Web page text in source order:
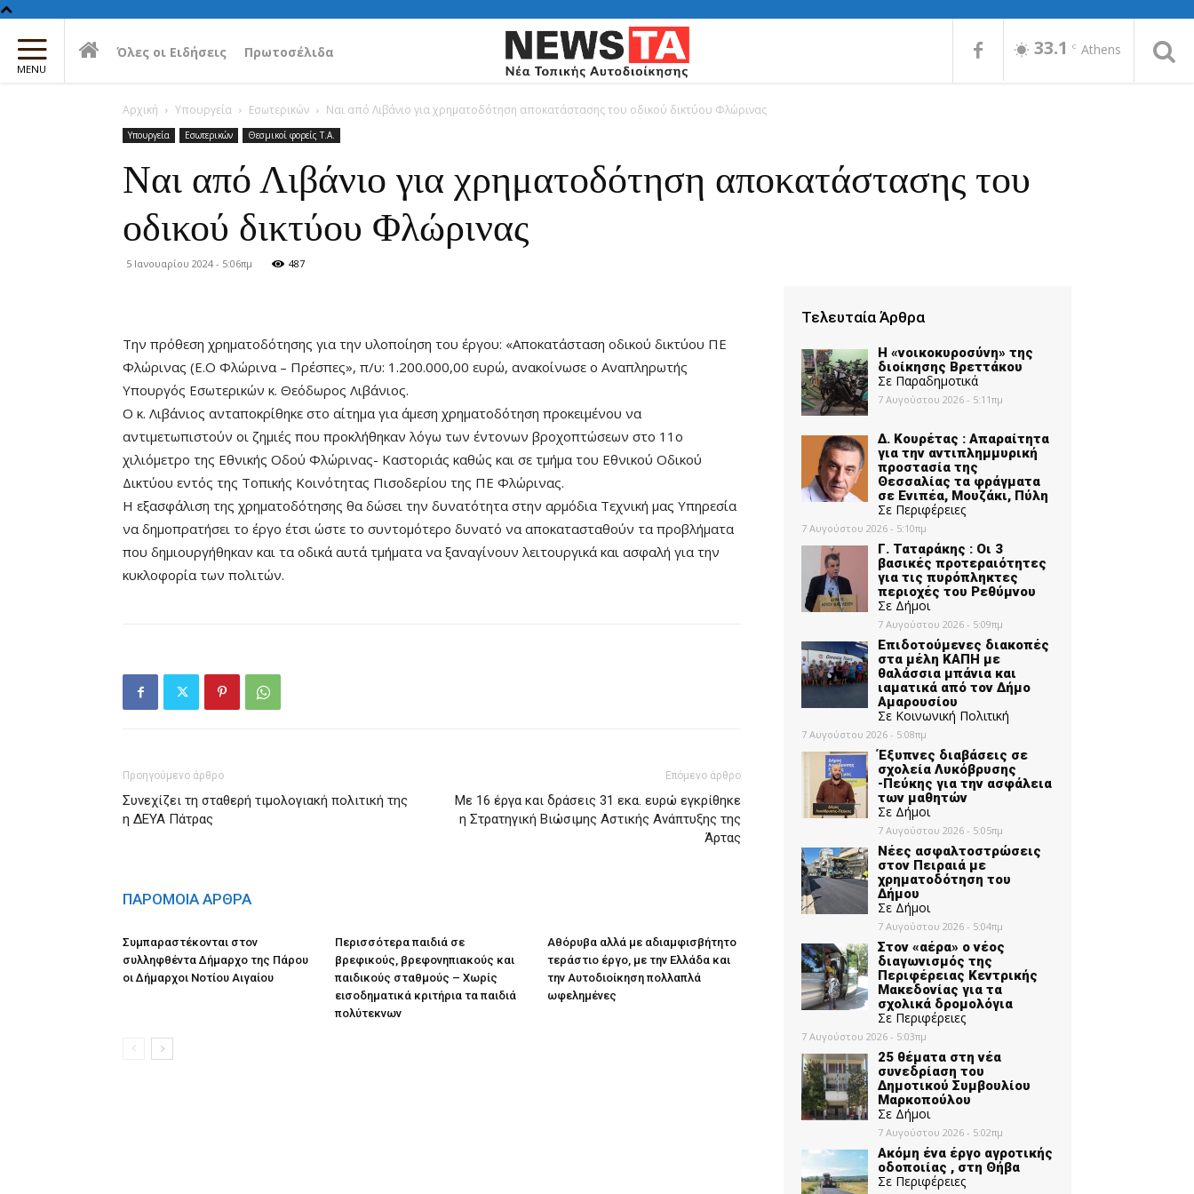
Όλες οι Ειδήσεις Πρωτοσέλιδα 33.1 C Athens
Αρχική Υπουργεία Εσωτερικών Ναι από Λιβάνιο για χρηματοδότηση αποκατάστασης του οδικού δικτύου Φλώρινας
Υπουργεία Εσωτερικών Θεσμικοί φορείς Τ.Α.
Ναι από Λιβάνιο για χρηματοδότηση αποκατάστασης του
οδικού δικτύου Φλώρινας
5 Ιανουαρίου 2024 - 5:06πμ 487
Την πρόθεση χρηματοδότησης για την υλοποίηση του έργου: «Αποκατάσταση οδικού δικτύου ΠΕ
Φλώρινας (Ε.Ο Φλώρινα – Πρέσπες», π/υ: 1.200.000,00 ευρώ, ανακοίνωσε ο Αναπληρωτής
Υπουργός Εσωτερικών κ. Θεόδωρος Λιβάνιος.
Ο κ. Λιβάνιος ανταποκρίθηκε στο αίτημα για άμεση χρηματοδότηση προκειμένου να
αντιμετωπιστούν οι ζημιές που προκλήθηκαν λόγω των έντονων βροχοπτώσεων στο 11ο
χιλιόμετρο της Εθνικής Οδού Φλώρινας- Καστοριάς καθώς και σε τμήμα του Εθνικού Οδικού
Δικτύου εντός της Τοπικής Κοινότητας Πισοδερίου της ΠΕ Φλώρινας.
Η εξασφάλιση της χρηματοδότησης θα δώσει την δυνατότητα στην αρμόδια Τεχνική μας Υπηρεσία
να δημοπρατήσει το έργο έτσι ώστε το συντομότερο δυνατό να αποκατασταθούν τα προβλήματα
που δημιουργήθηκαν και τα οδικά αυτά τμήματα να ξαναγίνουν λειτουργικά και ασφαλή για την
κυκλοφορία των πολιτών.
Προηγούμενο άρθρο
Συνεχίζει τη σταθερή τιμολογιακή πολιτική της
η ΔΕΥΑ Πάτρας
Επόμενο άρθρο
Με 16 έργα και δράσεις 31 εκα. ευρώ εγκρίθηκε
η Στρατηγική Βιώσιμης Αστικής Ανάπτυξης της
Άρτας
ΠΑΡΟΜΟΙΑ ΑΡΘΡΑ
Συμπαραστέκονται στον
συλληφθέντα Δήμαρχο της Πάρου
οι Δήμαρχοι Νοτίου Αιγαίου
Περισσότερα παιδιά σε
βρεφικούς, βρεφονηπιακούς και
παιδικούς σταθμούς – Χωρίς
εισοδηματικά κριτήρια τα παιδιά
πολύτεκνων
Αθόρυβα αλλά με αδιαμφισβήτητο
τεράστιο έργο, με την Ελλάδα και
την Αυτοδιοίκηση πολλαπλά
ωφελημένες
Τελευταία Άρθρα
Η «νοικοκυροσύνη» της
διοίκησης Βρεττάκου
Σε Παραδημοτικά
7 Αυγούστου 2026 - 5:11πμ
Δ. Κουρέτας : Απαραίτητα
για την αντιπλημμυρική
προστασία της
Θεσσαλίας τα φράγματα
σε Ενιπέα, Μουζάκι, Πύλη
Σε Περιφέρειες
7 Αυγούστου 2026 - 5:10πμ
Γ. Ταταράκης : Οι 3
βασικές προτεραιότητες
για τις πυρόπληκτες
περιοχές του Ρεθύμνου
Σε Δήμοι
7 Αυγούστου 2026 - 5:09πμ
Επιδοτούμενες διακοπές
στα μέλη ΚΑΠΗ με
θαλάσσια μπάνια και
ιαματικά από τον Δήμο
Αμαρουσίου
Σε Κοινωνική Πολιτική
7 Αυγούστου 2026 - 5:08πμ
Έξυπνες διαβάσεις σε
σχολεία Λυκόβρυσης
-Πεύκης για την ασφάλεια
των μαθητών
Σε Δήμοι
7 Αυγούστου 2026 - 5:05πμ
Νέες ασφαλτοστρώσεις
στον Πειραιά με
χρηματοδότηση του
Δήμου
Σε Δήμοι
7 Αυγούστου 2026 - 5:04πμ
Στον «αέρα» ο νέος
διαγωνισμός της
Περιφέρειας Κεντρικής
Μακεδονίας για τα
σχολικά δρομολόγια
Σε Περιφέρειες
7 Αυγούστου 2026 - 5:03πμ
25 θέματα στη νέα
συνεδρίαση του
Δημοτικού Συμβουλίου
Μαρκοπούλου
Σε Δήμοι
7 Αυγούστου 2026 - 5:02πμ
Ακόμη ένα έργο αγροτικής
οδοποιίας , στη Θήβα
Σε Περιφέρειες